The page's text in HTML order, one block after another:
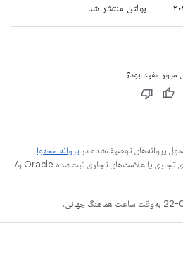
بولتن منتشر شد
مرور مفید بود؟
پروانه‌های توصیف‌شده در پروانه محتوا
هستند. جاوا و OpenJDK علامت‌های تجاری یا علامت‌های تجاری ثبت‌شده Oracle و/